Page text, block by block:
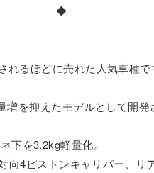
◆
るほどに売れた人気車種で
を抑えたモデルとして開
下を3.2kg軽量化。
4ピストンキャリパー、